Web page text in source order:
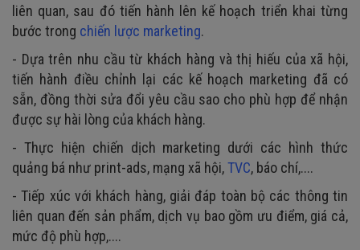
liên quan, sau đó tiến hành lên kế hoạch triển khai từng
bước trong chiến lược marketing.
- Dựa trên nhu cầu từ khách hàng và thị hiếu của xã hội,
tiến hành điều chỉnh lại các kế hoạch marketing đã có
sẵn, đồng thời sửa đổi yêu cầu sao cho phù hợp để nhận
được sự hài lòng của khách hàng.
- Thực hiện chiến dịch marketing dưới các hình thức
quảng bá như print-ads, mạng xã hội,TVC, báo chí,....
- Tiếp xúc với khách hàng, giải đáp toàn bộ các thông tin
liên quan đến sản phẩm, dịch vụ bao gồm ưu điểm, giá cả,
mức độ phù hợp,....